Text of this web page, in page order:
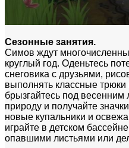
Сезонные занятия.
Симов ждут
круглый год. Оденьтесь
снеговика с друзьями,
выполнять классные трюки
брызгайтесь под весенним
природу и получайте
новые купальники и
играйте в детском
опавшими листьями или